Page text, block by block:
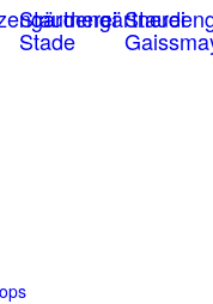
Staudengärtnerei
Stade